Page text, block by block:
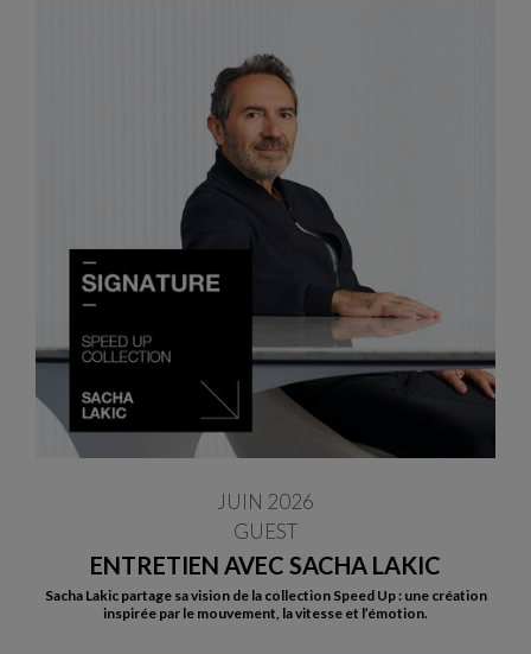
ENTRETIEN AVEC SACHA LAKIC
JUIN 2026
GUEST
Sacha Lakic partage sa vision de la collection Speed Up : une création
inspirée par le mouvement, la vitesse et l’émotion.